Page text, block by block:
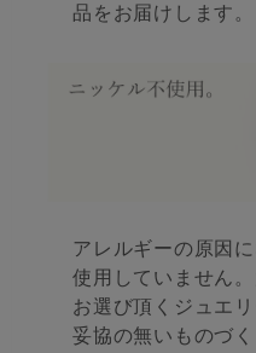
品をお届けします。
アレルギーの原因
使用していません
お選び頂くジュエ
妥協の無いものづ